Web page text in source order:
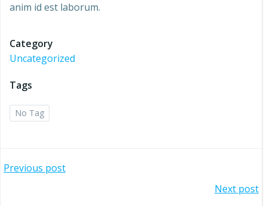
anim id est laborum.
Category
Uncategorized
Tags
No Tag
Bericht
Previous post
Next post